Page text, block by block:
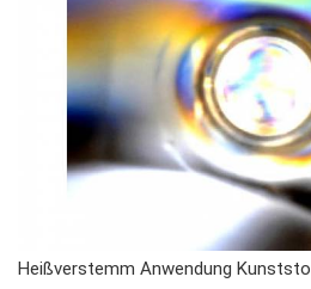
Heißverstemm Anwendung